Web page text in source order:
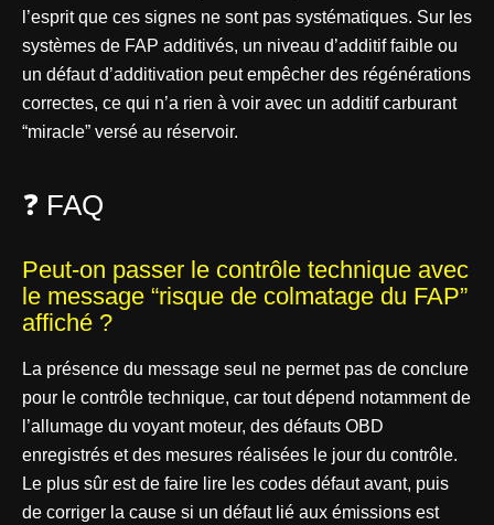
l’esprit que ces signes ne sont pas systématiques. Sur les
systèmes de FAP additivés, un niveau d’additif faible ou
un défaut d’additivation peut empêcher des régénérations
correctes, ce qui n’a rien à voir avec un additif carburant
“miracle” versé au réservoir.
❓ FAQ
Peut-on passer le contrôle technique avec
le message “risque de colmatage du FAP”
affiché ?
La présence du message seul ne permet pas de conclure
pour le contrôle technique, car tout dépend notamment de
l’allumage du voyant moteur, des défauts OBD
enregistrés et des mesures réalisées le jour du contrôle.
Le plus sûr est de faire lire les codes défaut avant, puis
de corriger la cause si un défaut lié aux émissions est